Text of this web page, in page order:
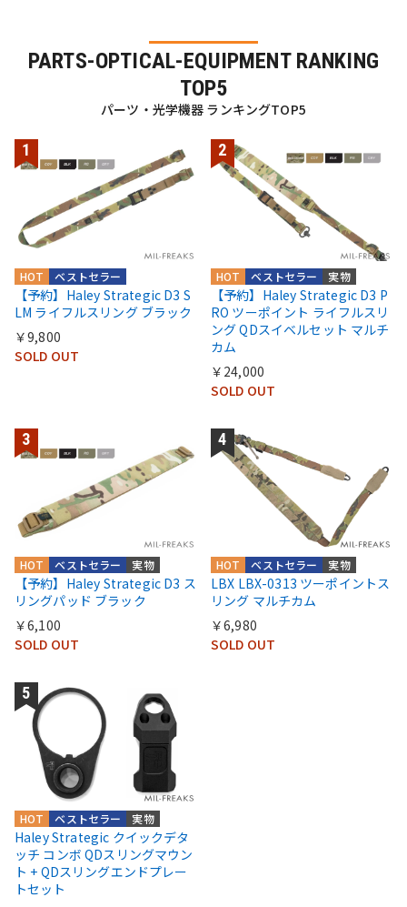
PARTS-OPTICAL-EQUIPMENT RANKING
TOP5
パーツ・光学機器 ランキングTOP5
ベストセラー
HOT
【予約】Haley Strategic D3 S
LM ライフルスリング ブラック
￥9,800
SOLD OUT
実物
ベストセラー
HOT
【予約】Haley Strategic D3 P
RO ツーポイント ライフルスリ
ング QDスイベルセット マルチ
カム
￥24,000
SOLD OUT
実物
ベストセラー
HOT
【予約】Haley Strategic D3 ス
リングパッド ブラック
￥6,100
SOLD OUT
実物
ベストセラー
HOT
LBX LBX-0313 ツーポイントス
リング マルチカム
￥6,980
SOLD OUT
実物
ベストセラー
HOT
Haley Strategic クイックデタ
ッチ コンボ QDスリングマウン
ト + QDスリングエンドプレー
トセット